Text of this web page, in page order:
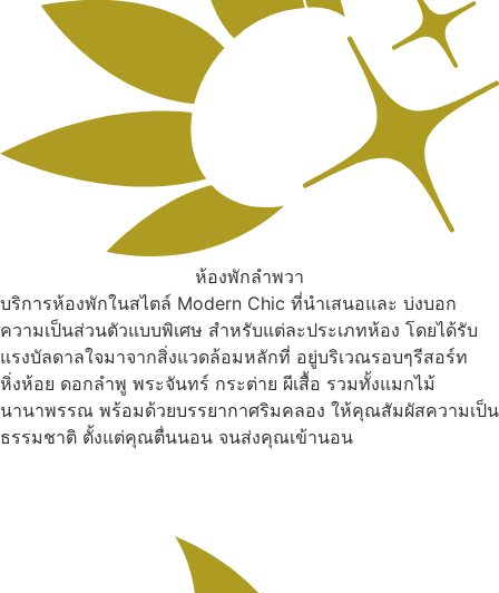
ห้องพักลำพวา
บริการห้องพักในสไตล์ Modern Chic ที่นำเสนอและ บ่งบอก
ความเป็นส่วนตัวแบบพิเศษ สำหรับแต่ละประเภทห้อง โดยได้รับ
แรงบัลดาลใจมาจากสิ่งแวดล้อมหลักที่ อยู่บริเวณรอบๆรีสอร์ท
หิ่งห้อย ดอกลำพู พระจันทร์ กระต่าย ผีเสื้อ รวมทั้งแมกไม้
นานาพรรณ พร้อมด้วยบรรยากาศริมคลอง ให้คุณสัมผัสความเป็น
ธรรมชาติ ตั้งแต่คุณตื่นนอน จนส่งคุณเข้านอน